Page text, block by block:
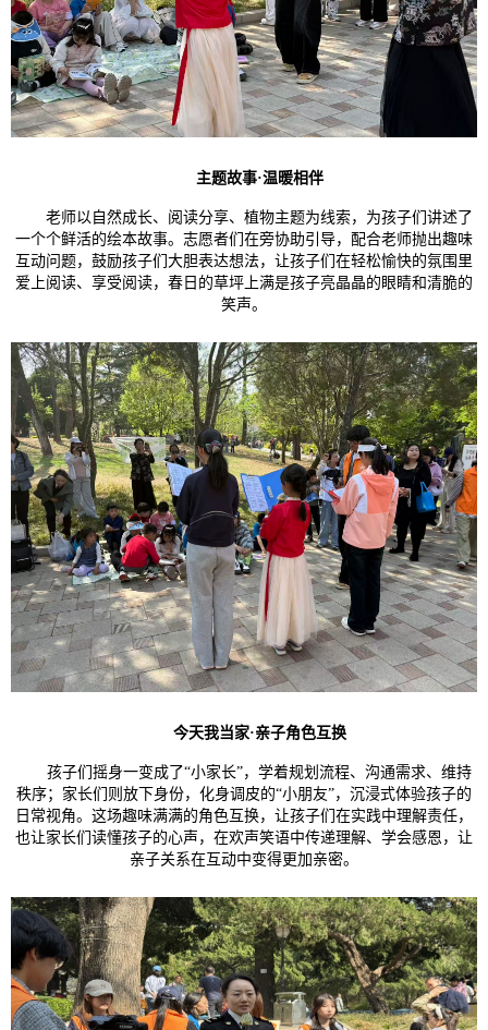
主题故事·温暖相伴
老师以自然成长、阅读分享、植物主题为线索，为孩子们讲述了
一个个鲜活的绘本故事。志愿者们在旁协助引导，配合老师抛出趣味
互动问题，鼓励孩子们大胆表达想法，让孩子们在轻松愉快的氛围里
爱上阅读、享受阅读，春日的草坪上满是孩子亮晶晶的眼睛和清脆的
笑声。
今天我当家·亲子角色互换
孩子们摇身一变成了“小家长”，学着规划流程、沟通需求、维持
秩序；家长们则放下身份，化身调皮的“小朋友”，沉浸式体验孩子的
日常视角。这场趣味满满的角色互换，让孩子们在实践中理解责任，
也让家长们读懂孩子的心声，在欢声笑语中传递理解、学会感恩，让
亲子关系在互动中变得更加亲密。